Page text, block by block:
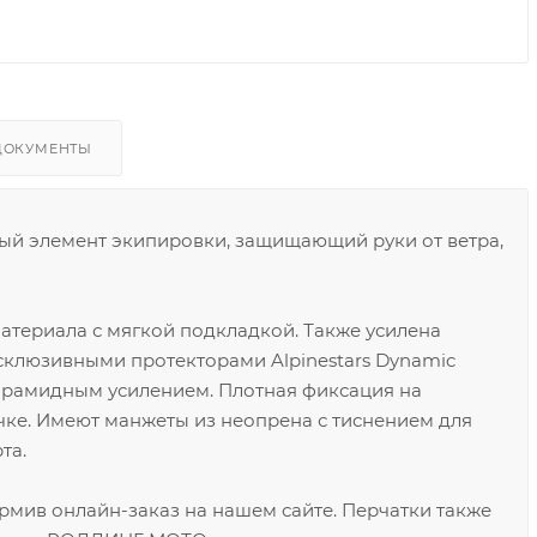
элемент экипировки, защищающий руки от ветра,
с мягкой подкладкой. Также усилена
протекторами Alpinestars Dynamic
усилением. Плотная фиксация на
Имеют манжеты из неопрена с тиснением для
онлайн-заказ на нашем сайте. Перчатки также